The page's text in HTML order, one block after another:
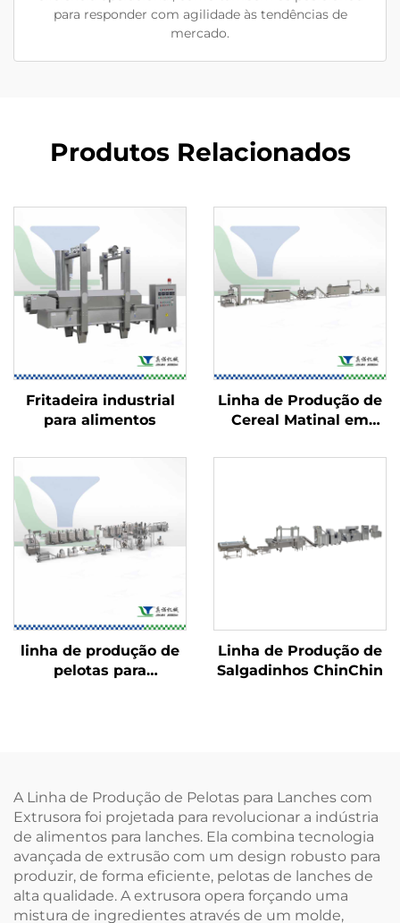
para responder com agilidade às tendências de
mercado.
Produtos Relacionados
Fritadeira industrial
para alimentos
Linha de Produção de
Cereal Matinal em
linha de produção de
pelotas para
Linha de Produção de
Salgadinhos ChinChin
A Linha de Produção de Pelotas para Lanches com
Extrusora foi projetada para revolucionar a indústria
de alimentos para lanches. Ela combina tecnologia
avançada de extrusão com um design robusto para
produzir, de forma eficiente, pelotas de lanches de
alta qualidade. A extrusora opera forçando uma
mistura de ingredientes através de um molde,